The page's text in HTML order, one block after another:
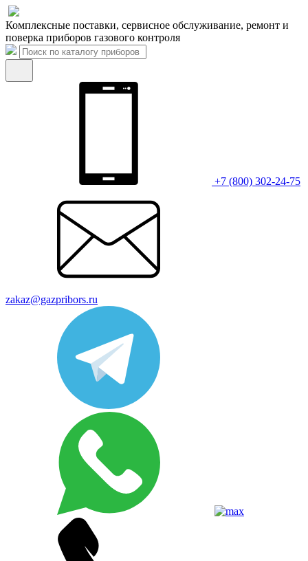
Комплексные поставки, сервисное обслуживание, ремонт и
поверка приборов газового контроля
+7 (800) 302-24-75
zakaz@gazpribors.ru